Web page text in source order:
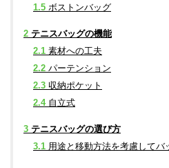
1.5 ボストンバッグ
2 テニスバッグの機能
2.1 素材への工夫
2.2 パーテンション
2.3 収納ポケット
2.4自立式
3 テニスバッグの選び方
3.1 用途と移動方法を考慮してバ